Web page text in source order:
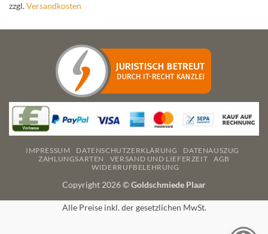
mehrere
der
Produktseite
gewählt
werden
zzgl.Versandkosten
IMPRESSUM DATENSCHUTZERKLÄRUNG
DATENAUSZUG
ZAHLUNGSARTEN
VERSAND UND LIEFERZEIT
AGB
WIDERRUFBELEHRUNG
Copyright 2026 ©Goldschmiede Plaar
Alle Preise inkl. der gesetzlichen MwSt.